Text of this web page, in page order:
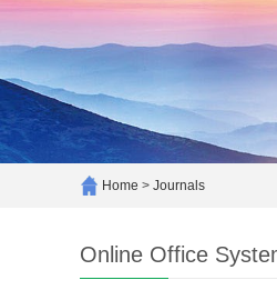
Home > Journals
Online Office